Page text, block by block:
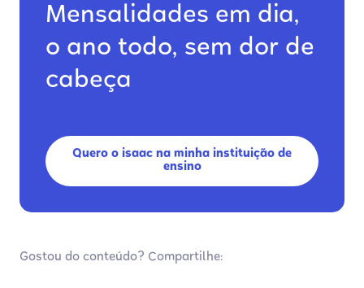
Mensalidades em dia,
o ano todo, sem dor de
cabeça
Quero o isaac na minha instituição de
ensino
Gostou do conteúdo? Compartilhe: